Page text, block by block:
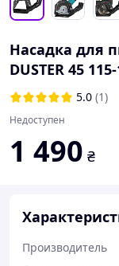
Насадка для
DUSTER 45
5.0 (1)
Недоступен
1 490 ₴
Производитель